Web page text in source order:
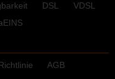
DSL
VDSL
AGB